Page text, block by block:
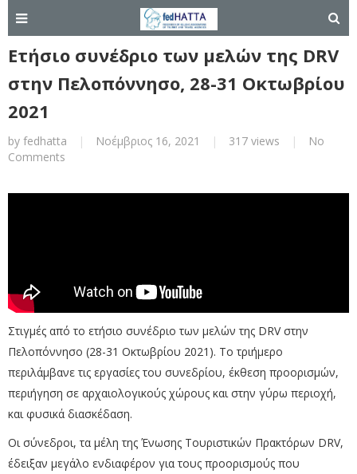
Ετήσιο συνέδριο των μελών της DRV
στην Πελοπόννησο, 28-31 Οκτωβρίου
2021
by fedhatta | Νοέμβριος 16, 2021 | 317 views |
No
Comments
Στιγμές από το ετήσιο συνέδριο των μελών της DRV στην
Πελοπόννησο (28-31 Οκτωβρίου 2021). Το τριήμερο
περιλάμβανε τις εργασίες του συνεδρίου, έκθεση προορισμών,
περιήγηση σε αρχαιολογικούς χώρους και στην γύρω περιοχή,
και φυσικά διασκέδαση.
Οι σύνεδροι, τα μέλη της Ένωσης Τουριστικών Πρακτόρων DRV,
έδειξαν μεγάλο ενδιαφέρον για τους προορισμούς που